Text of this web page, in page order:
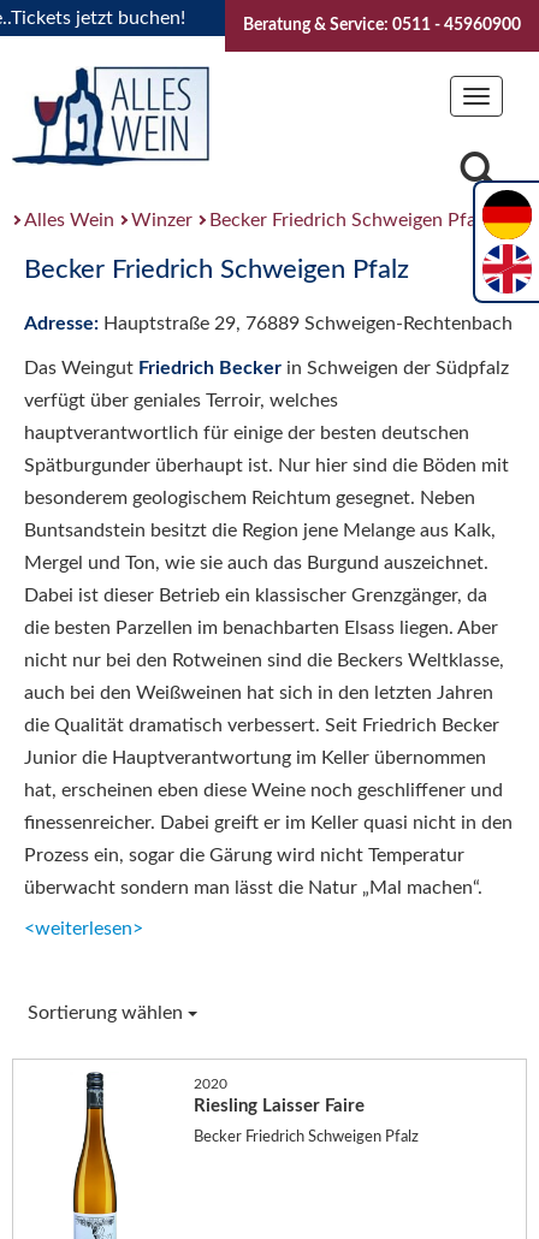
jetzt buchen! "Das Sommerfest 2026" Vive la
Beratung & Service: 0511 - 45960900
Toggle
Alles Wein Winzer Becker Friedrich Schweigen Pfalz
Becker Friedrich Schweigen Pfalz
Adresse: Hauptstraße 29, 76889 Schweigen-Rechtenbach
Das Weingut Friedrich Becker in Schweigen der Südpfalz
verfügt über geniales Terroir, welches
hauptverantwortlich für einige der besten deutschen
Spätburgunder überhaupt ist. Nur hier sind die Böden mit
besonderem geologischem Reichtum gesegnet. Neben
Buntsandstein besitzt die Region jene Melange aus Kalk,
Mergel und Ton, wie sie auch das Burgund auszeichnet.
Dabei ist dieser Betrieb ein klassischer Grenzgänger, da
die besten Parzellen im benachbarten Elsass liegen. Aber
nicht nur bei den Rotweinen sind die Beckers Weltklasse,
auch bei den Weißweinen hat sich in den letzten Jahren
die Qualität dramatisch verbessert. Seit Friedrich Becker
Junior die Hauptverantwortung im Keller übernommen
hat, erscheinen eben diese Weine noch geschliffener und
finessenreicher. Dabei greift er im Keller quasi nicht in den
Prozess ein, sogar die Gärung wird nicht Temperatur
überwacht sondern man lässt die Natur „Mal machen“.
<weiterlesen>
Sortierung wählen
2020
Riesling Laisser Faire
Becker Friedrich Schweigen Pfalz